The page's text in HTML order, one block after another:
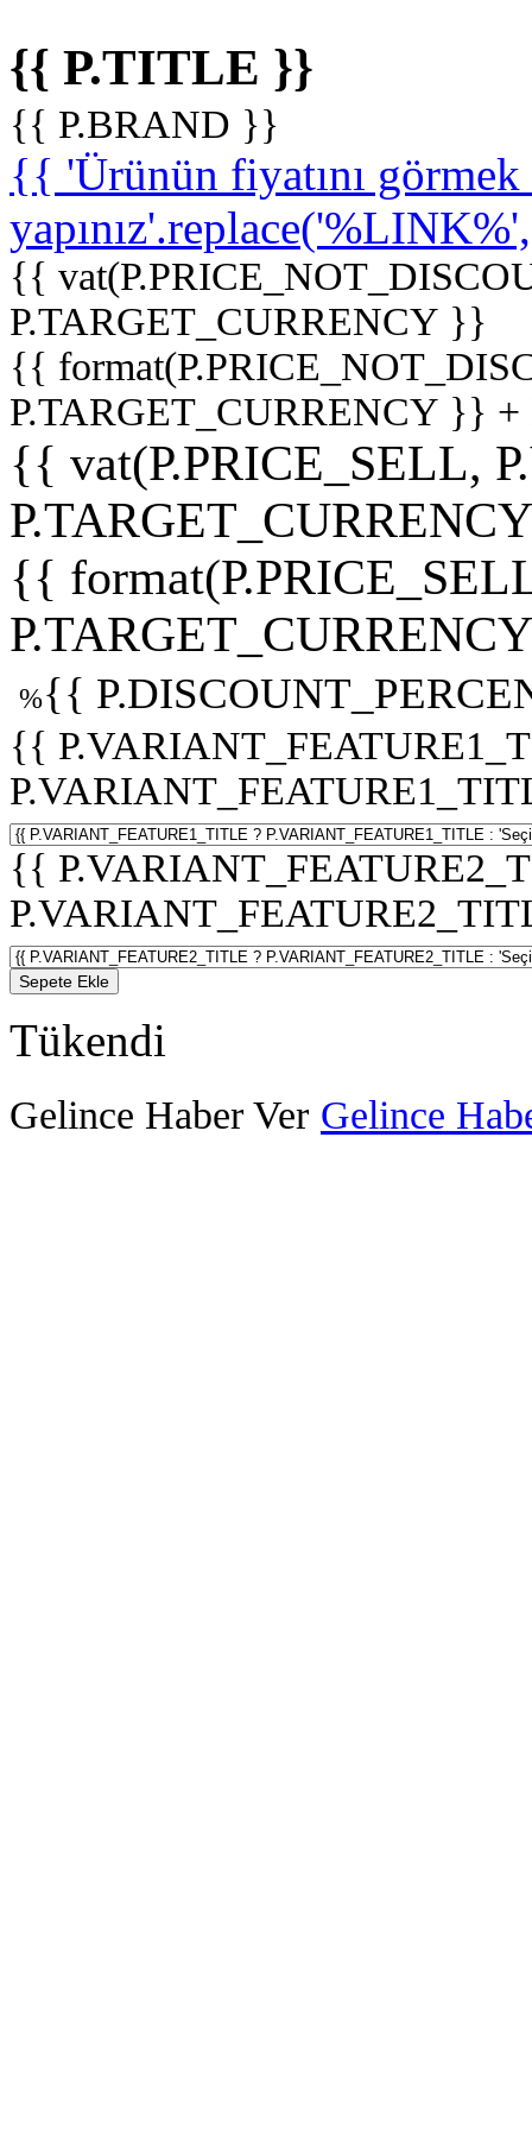
{{ P.TITLE }}
{{ P.BRAND }}
{{ 'Ürünün fiyatını
{{
P.TARGET_CURRENCY }}
{{
P.TARGET_CURRENCY }}
{{ vat(P.PRICE_SELL,
{{
%{{
{{
{{
Sepete Ekle
Tükendi
Gelince Haber Ver Gelince